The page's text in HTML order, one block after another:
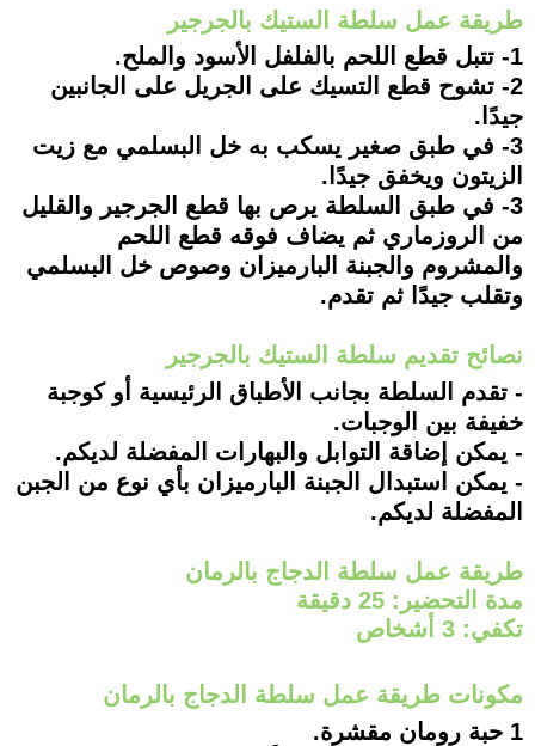
طريقة عمل سلطة الستيك بالجرجير
1- تتبل قطع اللحم بالفلفل الأسود والملح.
2- تشوح قطع التسيك على الجريل على الجانبين
جيدًا.
3- في طبق صغير يسكب به خل البسلمي مع زيت
الزيتون ويخفق جيدًا.
3- في طبق السلطة يرص بها قطع الجرجير والقليل
من الروزماري ثم يضاف فوقه قطع اللحم
والمشروم والجبنة البارميزان وصوص خل البسلمي
وتقلب جيدًا ثم تقدم.
نصائح تقديم سلطة الستيك بالجرجير
- تقدم السلطة بجانب الأطباق الرئيسية أو كوجبة
خفيفة بين الوجبات.
- يمكن إضاقة التوابل والبهارات المفضلة لديكم.
- يمكن استبدال الجبنة البارميزان بأي نوع من الجبن
المفضلة لديكم.
طريقة عمل سلطة الدجاج بالرمان
مدة التحضير: 25 دقيقة
تكفي: 3 أشخاص
مكونات طريقة عمل سلطة الدجاج بالرمان
1 حبة رومان مقشرة.